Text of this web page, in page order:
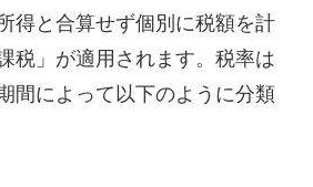
得と合算せず個別に税額を計
税」が適用されます。税率は
間によって以下のように分類